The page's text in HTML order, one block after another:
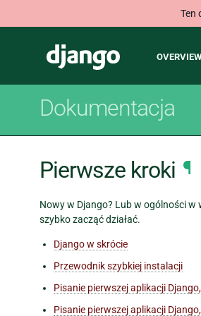
Ten
Django
Main
OVERVIEW
Dokumentacja
Pierwsze kroki ¶
Nowy w Django? Lub w ogólności w
szybko zacząć działać.
Django w skrócie
Przewodnik szybkiej instalacji
Pisanie pierwszej aplikacji
Pisanie pierwszej aplikacji